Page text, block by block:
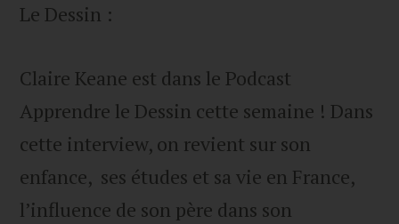
Le Dessin :
Claire Keane est dans le Podcast
Apprendre le Dessin cette semaine ! Dans
cette interview, on revient sur son
enfance, ses études et sa vie en France,
l’influence de son père dans son